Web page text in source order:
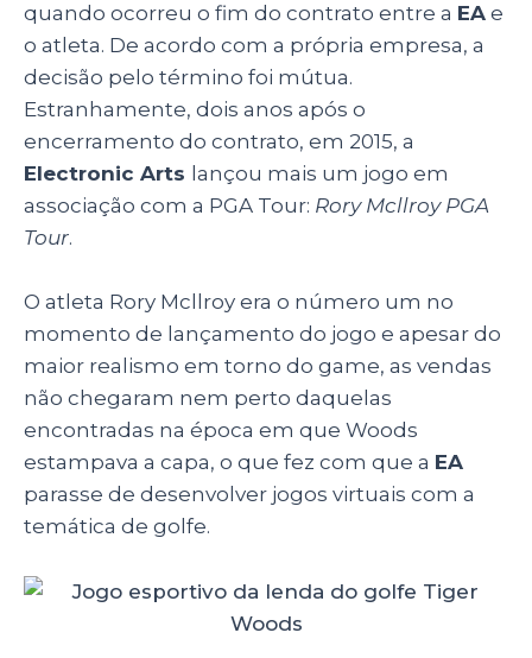
quando ocorreu o fim do contrato entre a EA e
o atleta. De acordo com a própria empresa, a
decisão pelo término foi mútua.
Estranhamente, dois anos após o
encerramento do contrato, em 2015, a
Electronic Arts lançou mais um jogo em
associação com a PGA Tour: Rory Mcllroy PGA
Tour.
O atleta Rory Mcllroy era o número um no
momento de lançamento do jogo e apesar do
maior realismo em torno do game, as vendas
não chegaram nem perto daquelas
encontradas na época em que Woods
estampava a capa, o que fez com que a EA
parasse de desenvolver jogos virtuais com a
temática de golfe.